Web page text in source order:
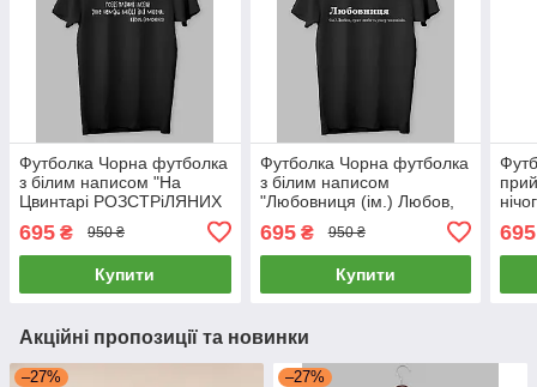
Футболка Чорна футболка
з білим написом "На
Цвинтарі РОЗСТРіЛЯНИХ
іЛЮЗіЙ уже немає місця
для могил. Василь
Симоненко"
695 ₴ 950 ₴
Купити
Футболка Чорна футболка
з білим написом
"Любовниця (ім.) Любов,
чоловіків."
695₴ 950 ₴
Купити
695
Акційні пропозиції та новинки
–27% –27%